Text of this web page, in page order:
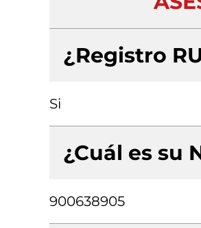
¿Registro
Si
¿Cuál es su
900638905